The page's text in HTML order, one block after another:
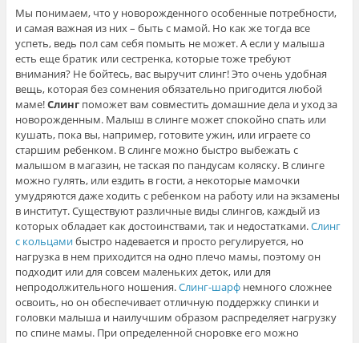
Мы понимаем, что у новорожденного особенные потребности,
и самая важная из них – быть с мамой. Но как же тогда все
успеть, ведь пол сам себя помыть не может. А если у малыша
есть еще братик или сестренка, которые тоже требуют
внимания? Не бойтесь, вас выручит слинг! Это очень удобная
вещь, которая без сомнения обязательно пригодится любой
маме!Слингпоможет вам совместить домашние дела и уход за
новорожденным. Малыш в слинге может спокойно спать или
кушать, пока вы, например, готовите ужин, или играете со
старшим ребенком. В слинге можно быстро выбежать с
малышом в магазин, не таская по пандусам коляску. В слинге
можно гулять, или ездить в гости, а некоторые мамочки
умудряются даже ходить с ребенком на работу или на экзамены
в институт. Существуют различные виды слингов, каждый из
которых обладает как достоинствами, так и недостатками.Слинг
с кольцамибыстро надевается и просто регулируется, но
нагрузка в нем приходится на одно плечо мамы, поэтому он
подходит или для совсем маленьких деток, или для
непродолжительного ношения.Слинг-шарфнемного сложнее
освоить, но он обеспечивает отличную поддержку спинки и
головки малыша и наилучшим образом распределяет нагрузку
по спине мамы. При определенной сноровке его можно